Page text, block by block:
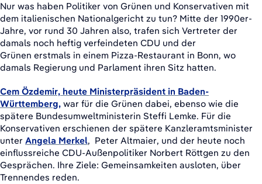
Nur was haben Politiker von Grünen und Konservativen mit
dem italienischen Nationalgericht zu tun? Mitte der 1990er-
Jahre, vor rund 30 Jahren also, trafen sich Vertreter der
damals noch heftig verfeindeten CDU und der
Grünen erstmals in einem Pizza-Restaurant in Bonn, wo
damals Regierung und Parlament ihren Sitz hatten.
Cem Özdemir, heute Ministerpräsident in Baden-
Württemberg, war für die Grünen dabei, ebenso wie die
spätere Bundesumweltministerin Steffi Lemke. Für die
Konservativen erschienen der spätere Kanzleramtsminister
unter Angela Merkel, Peter Altmaier, und der heute noch
einflussreiche CDU-Außenpolitiker Norbert Röttgen zu den
Gesprächen. Ihre Ziele: Gemeinsamkeiten ausloten, über
Trennendes reden.